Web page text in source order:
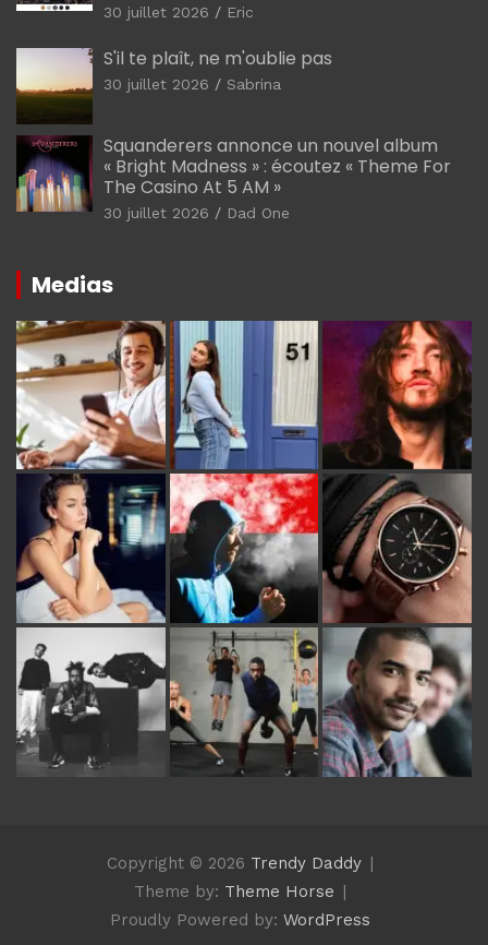
30 juillet 2026 Eric
S'il te plaît, ne m'oublie pas
30 juillet 2026 Sabrina
Squanderers annonce un nouvel album
« Bright Madness » : écoutez « Theme For
The Casino At 5 AM »
30 juillet 2026 Dad One
Medias
Copyright © 2026 Trendy Daddy
Theme by: Theme Horse
Proudly Powered by: WordPress